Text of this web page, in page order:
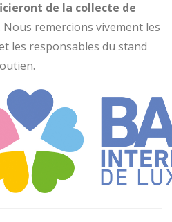
de la collecte de
Nous remercions vivement les
les responsables du stand